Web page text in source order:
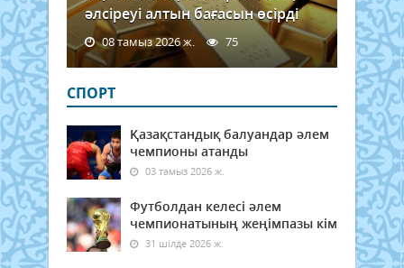
әлсіреуі алтын бағасын өсірді
08 тамыз 2026 ж. 75
СПОРТ
Қазақстандық балуандар әлем
чемпионы атанды
03 тамыз 2026 ж.
Футболдан келесі әлем
чемпионатының жеңімпазы кім
31 шілде 2026 ж.